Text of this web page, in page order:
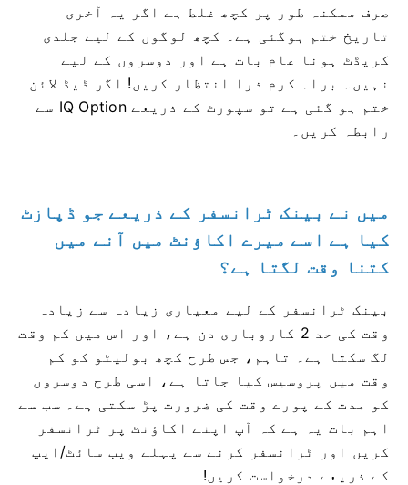
صرف ممکنہ طور پر کچھ غلط ہے اگر یہ آخری
تاریخ ختم ہوگئی ہے۔ کچھ لوگوں کے لیے جلدی
کریڈٹ ہونا عام بات ہے اور دوسروں کے لیے
نہیں۔ براہ کرم ذرا انتظار کریں! اگر ڈیڈ لائن
ختم ہو گئی ہے تو سپورٹ کے ذریعے IQ Option سے
رابطہ کریں۔
میں نے بینک ٹرانسفر کے ذریعے جو ڈپازٹ
کیا ہے اسے میرے اکاؤنٹ میں آنے میں
کتنا وقت لگتا ہے؟
بینک ٹرانسفر کے لیے معیاری زیادہ سے زیادہ
وقت کی حد 2 کاروباری دن ہے، اور اس میں کم وقت
لگ سکتا ہے۔ تاہم، جس طرح کچھ بولیٹو کو کم
وقت میں پروسیس کیا جاتا ہے، اسی طرح دوسروں
کو مدت کے پورے وقت کی ضرورت پڑ سکتی ہے۔ سب سے
اہم بات یہ ہے کہ آپ اپنے اکاؤنٹ پر ٹرانسفر
کریں اور ٹرانسفر کرنے سے پہلے ویب سائٹ/ایپ
کے ذریعے درخواست کریں!